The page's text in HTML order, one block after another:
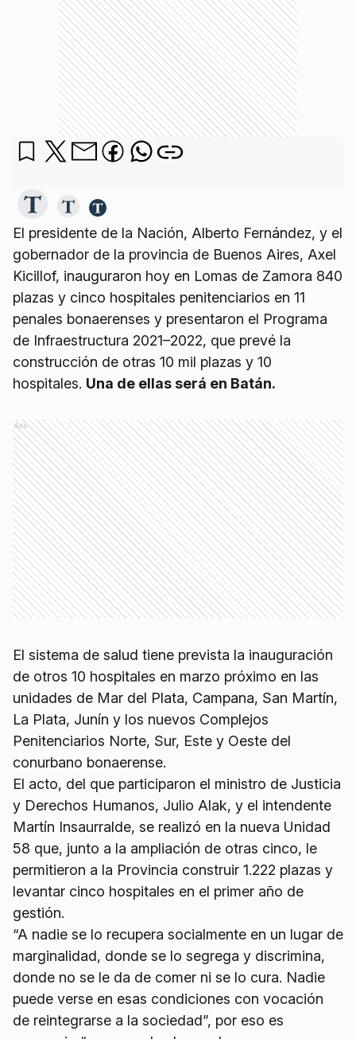
El presidente de la Nación, Alberto Fernández, y el
gobernador de la provincia de Buenos Aires, Axel
Kicillof, inauguraron hoy en Lomas de Zamora 840
plazas y cinco hospitales penitenciarios en 11
penales bonaerenses y presentaron el Programa
de Infraestructura 2021–2022, que prevé la
construcción de otras 10 mil plazas y 10
hospitales. Una de ellas será en Batán.
Ads
El sistema de salud tiene prevista la inauguración
de otros 10 hospitales en marzo próximo en las
unidades de Mar del Plata, Campana, San Martín,
La Plata, Junín y los nuevos Complejos
Penitenciarios Norte, Sur, Este y Oeste del
conurbano bonaerense.
El acto, del que participaron el ministro de Justicia
y Derechos Humanos, Julio Alak, y el intendente
Martín Insaurralde, se realizó en la nueva Unidad
58 que, junto a la ampliación de otras cinco, le
permitieron a la Provincia construir 1.222 plazas y
levantar cinco hospitales en el primer año de
gestión.
“A nadie se lo recupera socialmente en un lugar de
marginalidad, donde se lo segrega y discrimina,
donde no se le da de comer ni se lo cura. Nadie
puede verse en esas condiciones con vocación
de reintegrarse a la sociedad”, por eso es